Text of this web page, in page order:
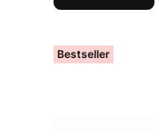
Bestseller